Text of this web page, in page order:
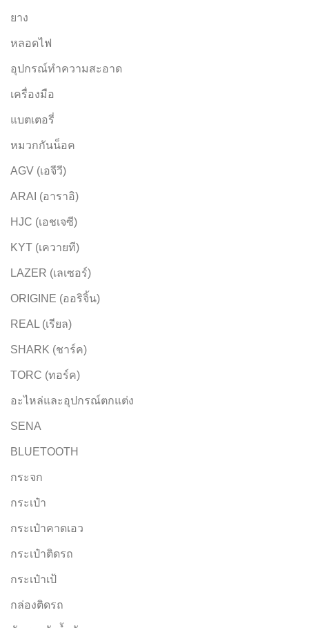
ยาง
หลอดไฟ
อุปกรณ์ทำความสะอาด
เครื่องมือ
แบตเตอรี่
หมวกกันน็อค
AGV (เอจีวี)
ARAI (อาราอิ)
HJC (เอชเจซี)
KYT (เควายที)
LAZER (เลเซอร์)
ORIGINE (ออริจิ้น)
REAL (เรียล)
SHARK (ชาร์ค)
TORC (ทอร์ค)
อะไหล่และอุปกรณ์ตกแต่ง
SENA
BLUETOOTH
กระจก
กระเป๋า
กระเป๋าคาดเอว
กระเป๋าติดรถ
กระเป๋าเป้
กล่องติดรถ